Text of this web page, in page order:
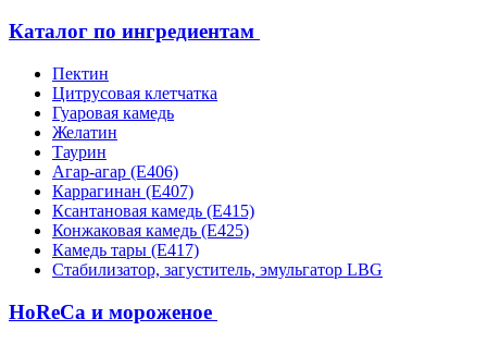
Каталог по ингредиентам
Пектин
Цитрусовая клетчатка
Гуаровая камедь
Желатин
Таурин
Агар-агар (Е406)
Каррагинан (Е407)
Ксантановая камедь (Е415)
Конжаковая камедь (Е425)
Камедь тары (Е417)
Стабилизатор, загуститель, эмульгатор LBG
HoReCa и мороженое